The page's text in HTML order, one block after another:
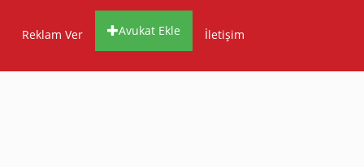
Reklam Ver Avukat Ekle İletişim